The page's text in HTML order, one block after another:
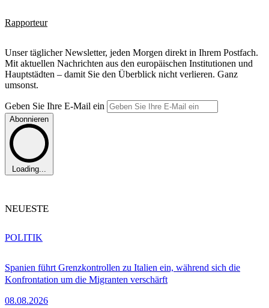
Rapporteur
Unser täglicher Newsletter, jeden Morgen direkt in Ihrem Postfach.
Mit aktuellen Nachrichten aus den europäischen Institutionen und
Hauptstädten – damit Sie den Überblick nicht verlieren. Ganz
umsonst.
Geben Sie Ihre E-Mail ein
Abonnieren
Loading...
NEUESTE
Spanien führt Grenzkontrollen zu Italien ein, während sich die
Konfrontation um die Migranten verschärft
08.08.2026
POLITIK